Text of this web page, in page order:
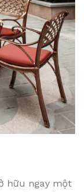
hữu ngay một